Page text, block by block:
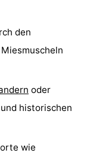
den
oder
historischen
wie